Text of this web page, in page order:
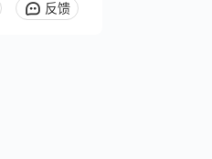
反馈